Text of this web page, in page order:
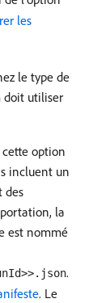
les
le type de
doit utiliser
cette option
incluent un
des
la
est nommé
.
. Le